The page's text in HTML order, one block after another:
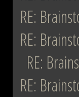
RE:
RE:
RE:
RE: